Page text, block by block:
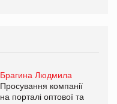
Брагина Людмила
Просування компанії
на порталі оптової та